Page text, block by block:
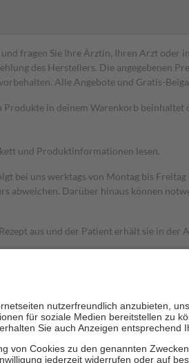
fragen Sie Ihre Ärztin, Ihren Arzt
des Herstellers. Die angegebenen
Alle Angebote und Gratis-
in deinem Warenkorb
und Produktinformationen lesen.
bei uns werktags von Montag bis
abweichen. Darüber hinaus können
aus und der Patient erhält sie in
zehn Prozent der Kosten sowie zehn
zu stärken und die besondere Stellung
mit Ausnahme der Fahrkosten
GKV getragen werden